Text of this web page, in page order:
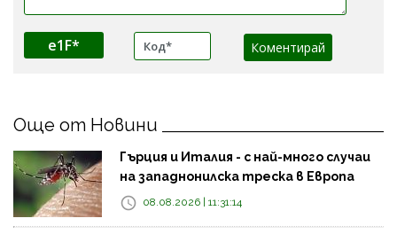
e1F*
Още от Новини
Гърция и Италия - с най-много случаи
на западнонилска треска в Европа
08.08.2026 | 11:31:14